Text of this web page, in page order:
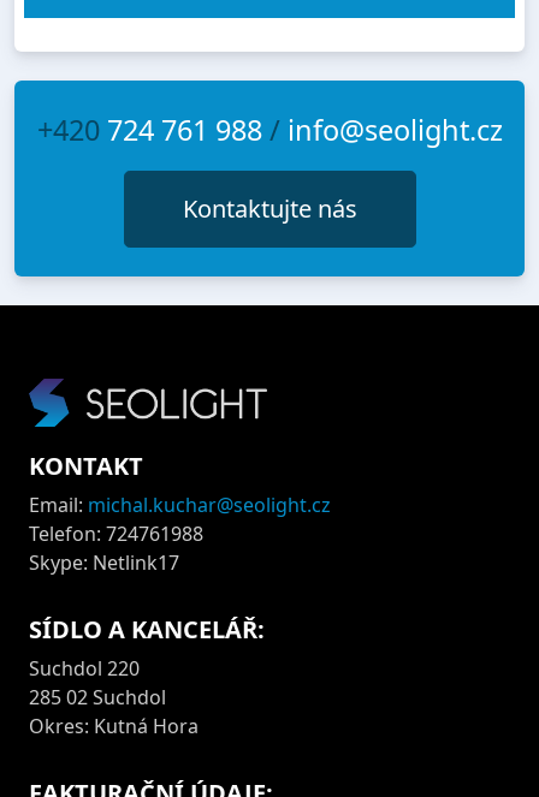
+420 724 761 988/ info@seolight.cz
Kontaktujte nás
KONTAKT
Email: michal.kuchar@seolight.cz
Telefon: 724761988
Skype: Netlink17
SÍDLO A KANCELÁŘ:
Suchdol 220
285 02 Suchdol
Okres: Kutná Hora